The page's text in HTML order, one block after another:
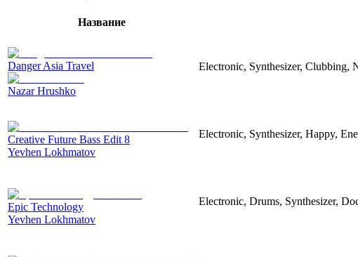
Название
Danger Asia Travel
Nazar Hrushko
Electronic, Synthesizer, Clubbing,
Creative Future Bass Edit 8
Yevhen Lokhmatov
Electronic, Synthesizer, Happy,
Epic Technology
Yevhen Lokhmatov
Electronic, Drums, Synthesizer,